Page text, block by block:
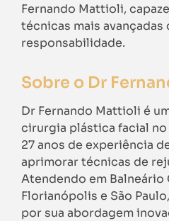
Fernando Mattioli,
técnicas mais avançadas
responsabilidade.
Sobre o Dr
Dr Fernando Mattioli é
cirurgia plástica facial no
27 anos de experiência
aprimorar técnicas de
Atendendo em Balneário
Florianópolis e São
por sua abordagem